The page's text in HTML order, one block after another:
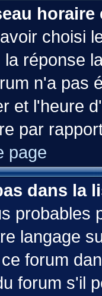
choisi
réponse
n'a pas
et l'heure
par
page
dans la
probables
langage
forum
forum s'il